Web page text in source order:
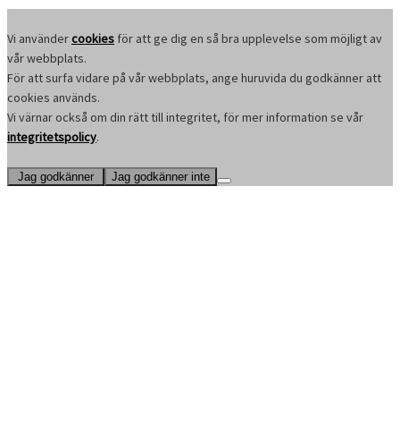
Vi användercookies för att ge dig en så bra upplevelse som möjligt av
vår webbplats.
För att surfa vidare på vår webbplats, ange huruvida du godkänner att
cookies används.
Vi värnar också om din rätt till integritet, för mer information se vår
integritetspolicy.
Jag godkänner Jag godkänner inte